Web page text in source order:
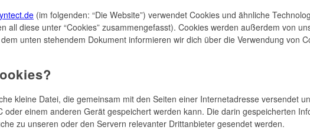
(im folgenden: “Die Website”) verwendet Cookies und ähnliche
all diese unter “Cookies” zusammengefasst). Cookies werden außerdem von
unten stehendem Dokument informieren wir dich über die Verwendung von
kleine Datei, die gemeinsam mit den Seiten einer Internetadresse versendet
oder einem anderen Gerät gespeichert werden kann. Die darin gespeicherten
zu unseren oder den Servern relevanter Drittanbieter gesendet werden.